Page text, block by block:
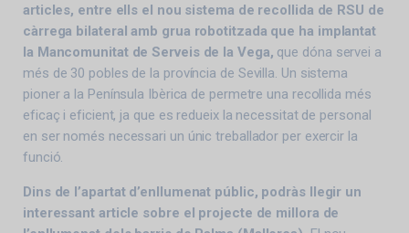
articles, entre ells el nou sistema de recollida de RSU de
càrrega bilateral amb grua robotitzada que ha implantat
la Mancomunitat de Serveis de la Vega, que dóna servei a
més de 30 pobles de la província de Sevilla. Un sistema
pioner a la Península Ibèrica de permetre una recollida més
eficaç i eficient, ja que es redueix la necessitat de personal
en ser només necessari un únic treballador per exercir la
funció.
Dins de l’apartat d’enllumenat públic, podràs llegir un
interessant article sobre el projecte de millora de